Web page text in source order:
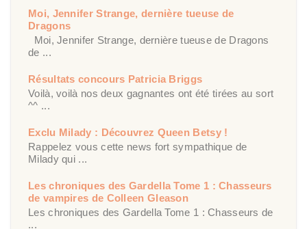
Moi, Jennifer Strange, dernière tueuse de
Dragons
Moi, Jennifer Strange, dernière tueuse de Dragons
de ...
Résultats concours Patricia Briggs
Voilà, voilà nos deux gagnantes ont été tirées au sort
^^ ...
Exclu Milady : Découvrez Queen Betsy !
Rappelez vous cette news fort sympathique de
Milady qui ...
Les chroniques des Gardella Tome 1 : Chasseurs
de vampires de Colleen Gleason
Les chroniques des Gardella Tome 1 : Chasseurs de
...